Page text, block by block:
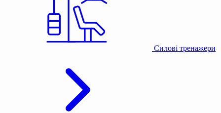
Силові тренажери